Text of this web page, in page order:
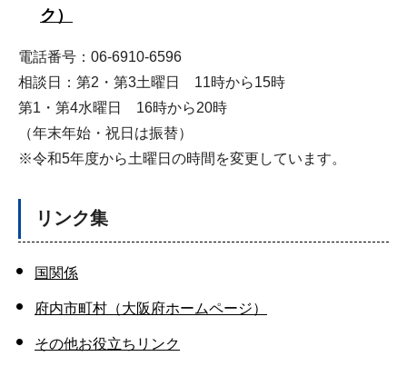
ク）
電話番号：06-6910-6596
相談日：第2・第3土曜日 11時から15時
第1・第4水曜日 16時から20時
（年末年始・祝日は振替）
※令和5年度から土曜日の時間を変更しています。
リンク集
国関係
府内市町村（大阪府ホームページ）
その他お役立ちリンク